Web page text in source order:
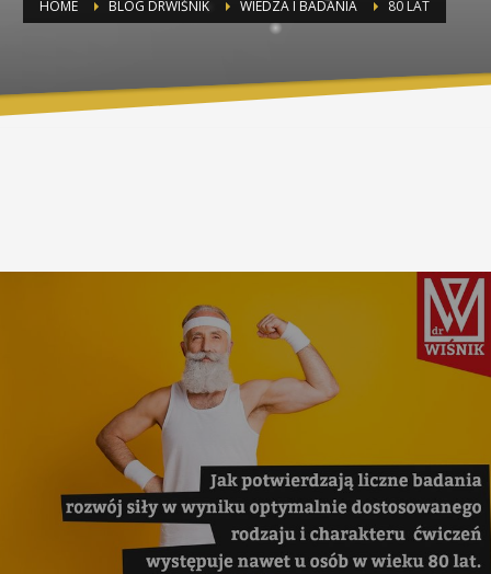
HOME BLOG DRWIŚNIK WIEDZA I BADANIA 80 LAT